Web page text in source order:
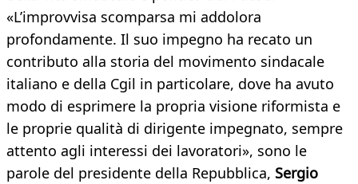
«L’improvvisa scomparsa mi addolora
profondamente. Il suo impegno ha recato un
contributo alla storia del movimento sindacale
italiano e della Cgil in particolare, dove ha avuto
modo di esprimere la propria visione riformista e
le proprie qualità di dirigente impegnato, sempre
attento agli interessi dei lavoratori», sono le
parole del presidente della Repubblica, Sergio